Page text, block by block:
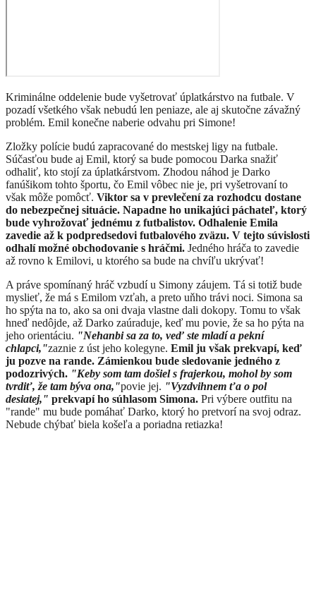
Kriminálne oddelenie bude vyšetrovať úplatkárstvo na futbale. V
pozadí všetkého však nebudú len peniaze, ale aj skutočne závažný
problém. Emil konečne naberie odvahu pri Simone!
Zložky polície budú zapracované do mestskej ligy na futbale.
Súčasťou bude aj Emil, ktorý sa bude pomocou Darka snažiť
odhaliť, kto stojí za úplatkárstvom. Zhodou náhod je Darko
fanúšikom tohto športu, čo Emil vôbec nie je, pri vyšetrovaní to
však môže pomôcť. Viktor sa v prevlečení za rozhodcu dostane
do nebezpečnej situácie. Napadne ho unikajúci páchateľ, ktorý
bude vyhrožovať jednému z futbalistov. Odhalenie Emila
zavedie až k podpredsedovi futbalového zväzu. V tejto súvislosti
odhalí možné obchodovanie s hráčmi. Jedného hráča to zavedie
až rovno k Emilovi, u ktorého sa bude na chvíľu ukrývať!
A práve spomínaný hráč vzbudí u Simony záujem. Tá si totiž bude
myslieť, že má s Emilom vzťah, a preto uňho trávi noci. Simona sa
ho spýta na to, ako sa oni dvaja vlastne dali dokopy. Tomu to však
hneď nedôjde, až Darko zaúraduje, keď mu povie, že sa ho pýta na
jeho orientáciu. "Nehanbi sa za to, veď ste mladí a pekní
chlapci,"zaznie z úst jeho kolegyne. Emil ju však prekvapí, keď
ju pozve na rande. Zámienkou bude sledovanie jedného z
podozrivých. "Keby som tam došiel s frajerkou, mohol by som
tvrdiť, že tam býva ona,"povie jej. "Vyzdvihnem ťa o pol
desiatej," prekvapí ho súhlasom Simona. Pri výbere outfitu na
"rande" mu bude pomáhať Darko, ktorý ho pretvorí na svoj odraz.
Nebude chýbať biela košeľa a poriadna retiazka!